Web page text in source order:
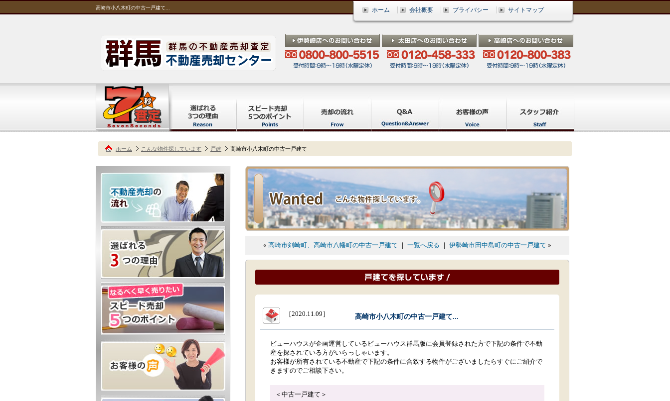
高崎市小八木町の中古一戸建て... ホーム 会社概要 プライバシー サイトマップ
ホーム こんな物件探しています 戸建 高崎市小八木町の中古一戸建て
« 高崎市剣崎町、高崎市八幡町の中古一戸建て ｜ 一覧へ戻る ｜ 伊勢崎市田中島町の中古一戸建て »
［2020.11.09］ 高崎市小八木町の中古一戸建て...
ビューハウスが企画運営しているビューハウス群馬版に会員登録された方で下記の条件で不動
産を探されている方がいらっしゃいます。
お客様が所有されている不動産で下記の条件に合致する物件がございましたらすぐにご紹介で
きますのでご相談下さい。
＜中古一戸建て＞